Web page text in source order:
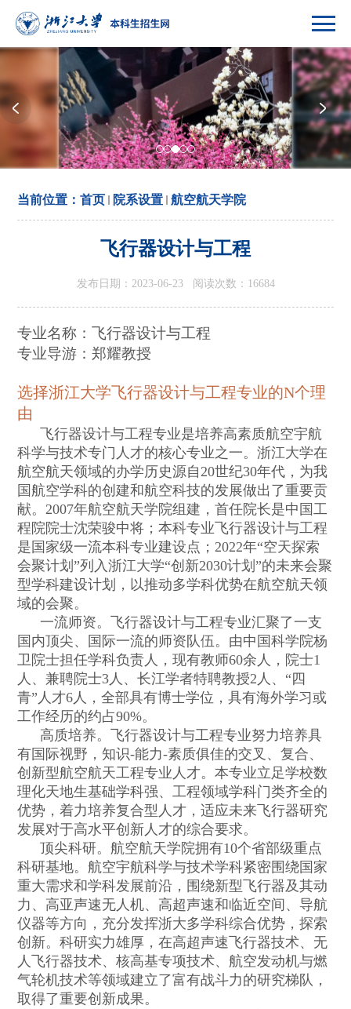
当前位置：首页 院系设置 航空航天学院
飞行器设计与工程
发布日期：2023-06-23 阅读次数： 16684
专业名称：飞行器设计与工程
专业导游：郑耀教授
选择浙江大学飞行器设计与工程专业的N个理
由
飞行器设计与工程专业是培养高素质航空宇航
科学与技术专门人才的核心专业之一。浙江大学在
航空航天领域的办学历史源自20世纪30年代，为我
国航空学科的创建和航空科技的发展做出了重要贡
献。2007年航空航天学院组建，首任院长是中国工
程院院士沈荣骏中将；本科专业飞行器设计与工程
是国家级一流本科专业建设点；2022年“空天探索
会聚计划”列入浙江大学“创新2030计划”的未来会聚
型学科建设计划，以推动多学科优势在航空航天领
域的会聚。
一流师资。
飞行器设计与工程专业汇聚了一支
国内顶尖、国际一流的师资队伍。由中国科学院杨
卫院士担任学科负责人，现有教师60余人，院士1
人、兼聘院士3人、长江学者特聘教授2 人、 “四
青” 人才6人，全部具有博士学位，具有海外学习或
工作经历的约占90%。
高质培养。
飞行器设计与工程专业努力培养具
有国际视野，知识-能力-素质俱佳的交叉、复合、
创新型航空航天工程专业人才。本专业立足学校数
理化天地生基础学科强、工程领域学科门类齐全的
优势，着力培养复合型人才，适应未来飞行器研究
发展对于高水平创新人才的综合要求。
顶尖科研。航空航天学院拥有10个省部级重点
科研基地。航空宇航科学与技术学科紧密围绕国家
重大需求和学科发展前沿，围绕新型飞行器及其动
力、高亚声速无人机、高超声速和临近空间、导航
仪器等方向，充分发挥浙大多学科综合优势，探索
创新。科研实力雄厚，在高超声速飞行器技术、无
人飞行器技术、核高基专项技术、航空发动机与燃
气轮机技术等领域建立了富有战斗力的研究梯队，
取得了重要创新成果。